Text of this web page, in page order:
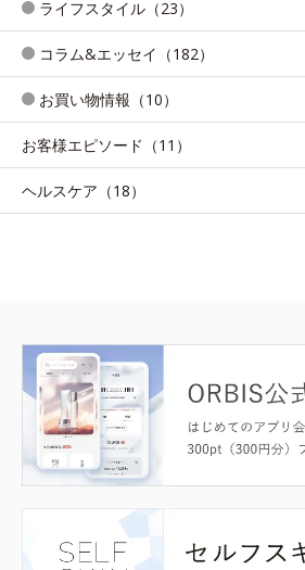
ライフスタイル（23）
コラム&エッセイ（182）
お買い物情報（10）
お客様エピソード（11）
ヘルスケア（18）